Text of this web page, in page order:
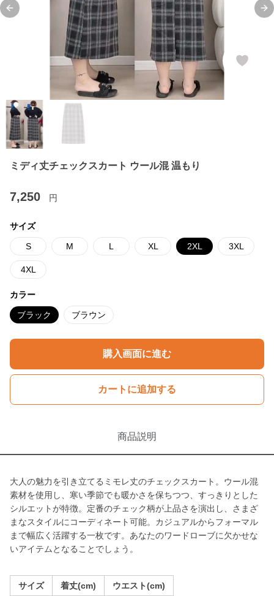
Previous slide
ミディ丈チェックスカート ウール混 温もり
7,250 円
サイズ
S M L XL 2XL 3XL
4XL
カラー
ブラック ブラウン
購入画面に進む
カートに追加する
商品説明
大人の魅力を引き立てるミモレ丈のチェックスカート。ウール混
素材を使用し、寒い季節でも暖かさを保ちつつ、すっきりとした
シルエットが特徴。定番のチェック柄が上品さを演出し、さまざ
まなスタイルにコーディネート可能。カジュアルからフォーマル
まで幅広く活躍する一枚です。あなたのワードローブに欠かせな
いアイテムとなることでしょう。
サイズ 着丈(cm) ウエスト(cm)